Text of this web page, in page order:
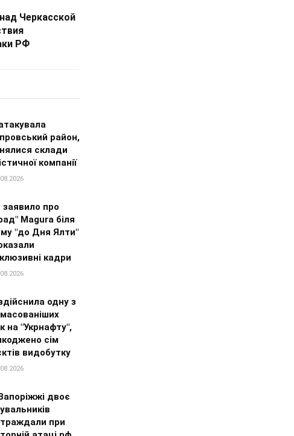
Черкасской
РФ
район,
склади
компанії
заявило про
Magura біля
"до Дня Ялти"
кадри
одну з
на "Укрнафту",
сім
видобутку
двоє
при